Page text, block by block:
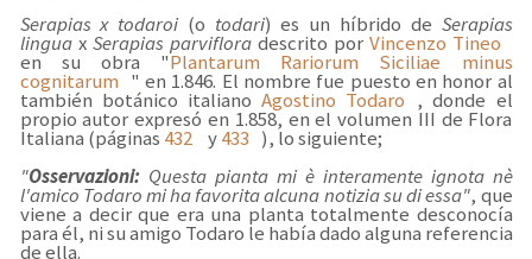
Serapias x todaroi (o todari) es un híbrido de Serapias
linguax Serapias parvifloradescrito por Vincenzo Tineo
en su obra "Plantarum Rariorum Siciliae minus
cognitarum " en 1.846. El nombre fue puesto en honor al
también botánico italiano Agostino Todaro , donde el
propio autor expresó en 1.858, en el volumen III de Flora
Italiana (páginas 432 y433 ), lo siguiente;
"Osservazioni: Questa pianta mi è interamente ignota nè
l'amico Todaro mi ha favorita alcuna notizia su di essa", que
viene a decir que era una planta totalmente desconocía
para él, ni su amigo Todaro le había dado alguna referencia
de ella.